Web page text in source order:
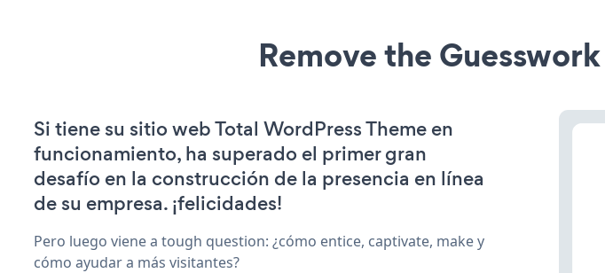
Remove the
Si tiene su sitio web Total WordPress Theme en
funcionamiento, ha superado el primer gran
desafío en la construcción de la presencia en línea
de su empresa. ¡felicidades!
Pero luego viene a tough question: ¿cómo entice, captivate, make y
cómo ayudar a más visitantes?